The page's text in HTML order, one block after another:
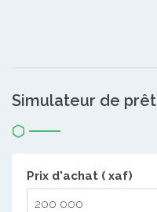
Simulateur de prêt
Prix d'achat ( xaf)